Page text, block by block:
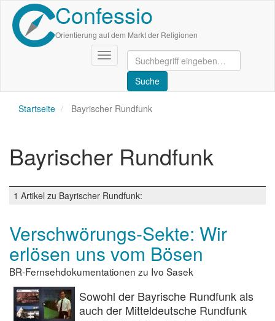
Direkt
zum
Inhalt
Confessio
Orientierung auf dem Markt der Religionen
Navigation
aktivieren/deaktivieren
Startseite Bayrischer Rundfunk
Bayrischer Rundfunk
1 Artikel zu Bayrischer Rundfunk:
Verschwörungs-Sekte: Wir
erlösen uns vom Bösen
BR-Fernsehdokumentationen zu Ivo Sasek
Sowohl der Bayrische Rundfunk als
auch der Mitteldeutsche Rundfunk